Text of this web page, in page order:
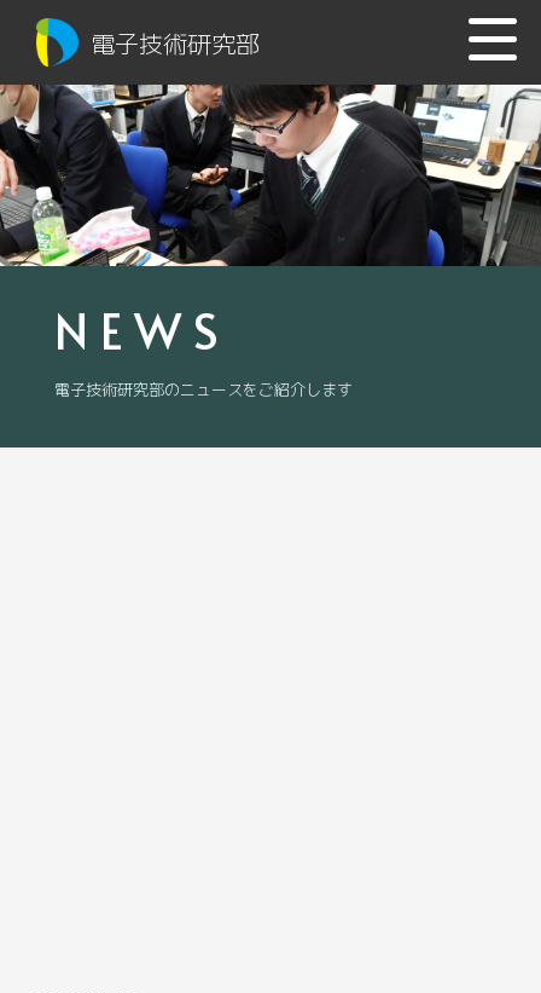
電子技術研究部
NEWS
電子技術研究部のニュースをご紹介します